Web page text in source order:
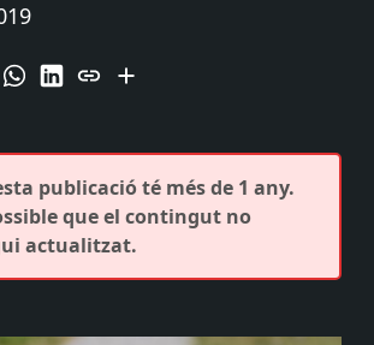
publicació té més de 1 any.
que el contingut no
actualitzat.